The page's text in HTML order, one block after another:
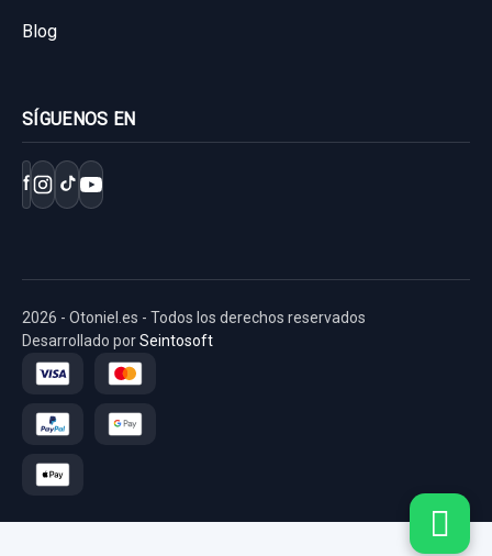
Blog
SÍGUENOS EN
f
2026 - Otoniel.es - Todos los derechos reservados
Desarrollado porSeintosoft